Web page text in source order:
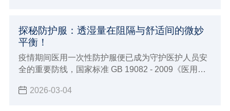
探秘防护服：透湿量在阻隔与舒适间的微妙
平衡！
疫情期间医用一次性防护服便已成为守护医护人员安
全的重要防线，国家标准 GB 19082 - 2009《医用一
2026-03-04